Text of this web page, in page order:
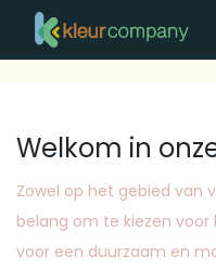
Welkom in
Zowel op het gebied van
belang om te kiezen
voor een duurzaam en